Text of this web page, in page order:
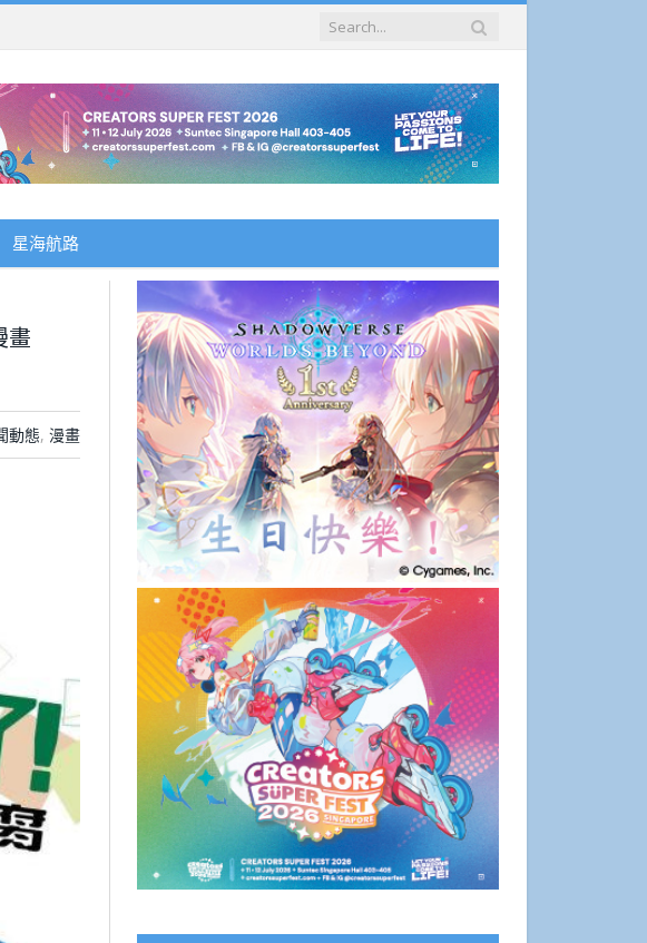
星海航路
畫
動態, 漫畫